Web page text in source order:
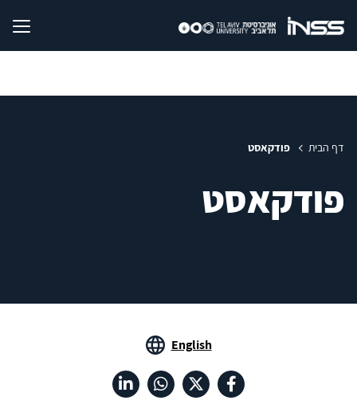
דף הבית פודקאסט
פודקאסט
English